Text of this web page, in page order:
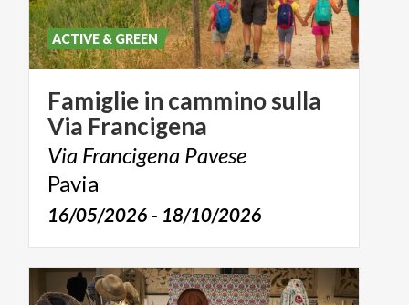
Famiglie in camminosulla
Via Francigena
Via Francigena Pavese
Pavia
16/05/2026 - 18/10/2026
ACTIVE & GREEN